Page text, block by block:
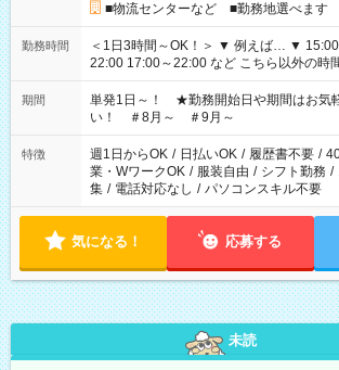
■物流センターなど ■勤務地選べます
勤務時間
＜1日3時間～OK！＞ ▼ 例えば… ▼ 15:00～18:00 15:00～
22:00 17:00～22:00 など こちら以外の時間もお気軽にご相談く
ださい！
期間
単発1日～！ ★勤務開始日や期間はお気
い！ ＃8月～ ＃9月～
特徴 週1日からOK / 日払いOK / 履歴書不要 /
業・WワークOK / 服装自由 / シフト勤務 /
集 / 電話対応なし / パソコンスキル不要
気になる！ 応募する
未読